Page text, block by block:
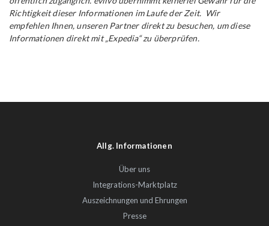
Richtigkeit dieser Informationen im Laufe der Zeit. Wir
empfehlen Ihnen, unseren Partner direkt zu besuchen, um diese
Informationen direkt mit „Expedia“ zu überprüfen.
Allg. Informationen
Über uns
Integrations-Marktplatz
Auszeichnungen und Ehrungen
Presse